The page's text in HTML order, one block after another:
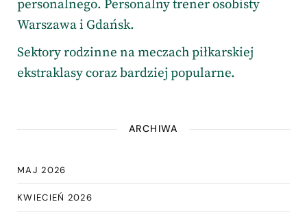
personalnego. Personalny trener osobisty
Warszawa i Gdańsk.
Sektory rodzinne na meczach piłkarskiej
ekstraklasy coraz bardziej popularne.
ARCHIWA
MAJ 2026
KWIECIEŃ 2026